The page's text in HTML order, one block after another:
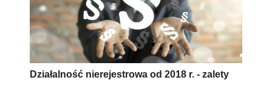
Działalność nierejestrowa od 2018 r. - zalety